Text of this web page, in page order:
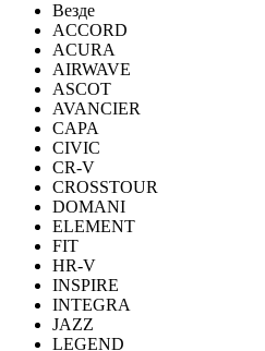
Везде
ACCORD
ACURA
AIRWAVE
ASCOT
AVANCIER
CAPA
CIVIC
CR-V
CROSSTOUR
DOMANI
ELEMENT
FIT
HR-V
INSPIRE
INTEGRA
JAZZ
LEGEND